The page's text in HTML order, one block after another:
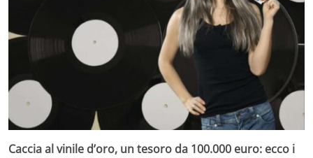
Caccia al vinile d’oro, un tesoro da 100.000 euro: ecco i